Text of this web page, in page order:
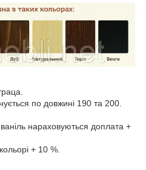
по довжині 190 та 200.
нараховуються доплата +
+ 10 %.